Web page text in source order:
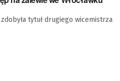
tytuł drugiego wicemistrza